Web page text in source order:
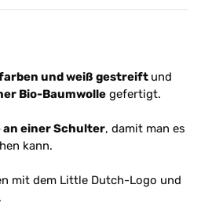
und weiß gestreift und
Bio-Baumwolle gefertigt.
an einer Schulter, damit man es
kann.
mit dem Little Dutch-Logo und